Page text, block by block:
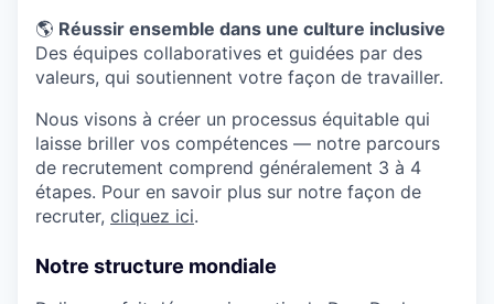
🌎 Réussir ensemble dans une culture inclusive
Des équipes collaboratives et guidées par des
valeurs, qui soutiennent votre façon de travailler.
Nous visons à créer un processus équitable qui
laisse briller vos compétences — notre parcours
de recrutement comprend généralement 3 à 4
étapes. Pour en savoir plus sur notre façon de
recruter, cliquez ici.
Notre structure mondiale